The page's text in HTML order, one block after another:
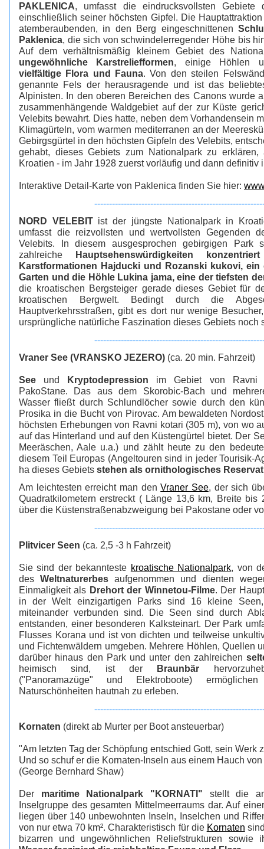
PAKLENICA, umfasst die eindrucksvollsten Gebiete
einschließlich seiner höchsten Gipfel. Die
atemberaubenden, in den Berg eingeschnittenen
Paklenica, die sich von schwindelerregender Höhe bis
Auf dem verhältnismäßig kleinem Gebiet des
ungewöhnliche Karstreliefformen, einige Höhlen
vielfältige Flora und Fauna. Von den steilen
genannte Fels der herausragende und ist das
Alpinisten. In den oberen Bereichen des Canons wurde
zusammenhängende Waldgebiet auf der zur Küste
Velebits bewahrt. Dies hatte, neben dem Vorhandensein
Klimagürteln, vom warmen mediterranen an der
Gebirgsgürtel in den höchsten Gipfeln des Velebits,
gehabt, dieses Gebiets zum Nationalpark zu
Kroatien - im Jahr 1928 zuerst vorläufig und dann definitiv
Interaktive Detail-Karte von Paklenica finden Sie hier:
NORD VELEBITist der jüngste Nationalpark in
umfasst die reizvollsten und wertvollsten Gegenden
Velebits. In diesem ausgesprochen gebirgigen Park
zahlreiche Hauptsehenswürdigkeiten
Karstformationen Hajducki und Rozanski kukovi, ein
Garten und die Höhle Lukina jama, eine der tiefsten
die kroatischen Bergsteiger gerade dieses Gebiet für
kroatischen Bergwelt. Bedingt durch die
Hauptverkehrsstraßen, gibt es dort nur wenige
ursprüngliche natürliche Faszination dieses Gebiets noch
Vraner See (VRANSKO JEZERO) (ca. 20 min. Fahrzeit)
See und Kryptodepression im Gebiet von Ravni
PakoStane. Das aus dem Skorobic-Bach und
Wasser fließt durch Schlundlöcher sowie durch den
Prosika in die Bucht von Pirovac. Am bewaldeten
höchsten Erhebungen von Ravni kotari (305 m), von wo
auf das Hinterland und auf den Küstengürtel bietet. Der
Meeräschen, Aale u.a.) und zählt heute zu den
diesem Teil Europas (Angeltouren sind in jeder Tourisik-
ha dieses Gebiets stehen als ornithologisches
Am leichtesten erreicht man denVraner See, der sich
Quadratkilometern erstreckt ( Länge 13,6 km, Breite bis
über die Küstenstraßenabzweigung bei Pakostane oder
Plitvicer Seen (ca. 2,5 -3 h Fahrzeit)
Sie sind der bekannteste kroatische Nationalpark, von
desWeltnaturerbes aufgenommen und dienten
Einmaligkeit als Drehort der Winnetou-Filme. Der
in der Welt einzigartigen Parks sind 16 kleine
miteinander verbunden sind. Die Seen sind durch
entstanden, einer besonderen Kalksteinart. Der Park
Flusses Korana und ist von dichten und teilweise
und Fichtenwäldern umgeben. Mehrere Höhlen, Quellen
darüber hinaus den Park und unter den zahlreichen
heimisch sind, ist der Braunbär
("Panoramazüge" und Elektroboote)
Naturschönheiten hautnah zu erleben.
Kornaten (direkt ab Murter per Boot ansteuerbar)
"Am letzten Tag der Schöpfung entschied Gott, sein Werk
Und so schuf er die Kornaten-Inseln aus einem Hauch
(George Bernhard Shaw)
Der maritime Nationalpark "KORNATI" stellt die
Inselgruppe des gesamten Mittelmeerraums dar. Auf
liegen über 140 unbewohnten Inseln, Inselchen und
von nur etwa 70 km². Charakteristisch für die Kornaten
bizarren und ungewöhnlichen Reliefstrukturen